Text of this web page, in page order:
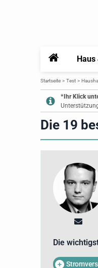
HomeHaus
Startseite Test
*Ihr Klick
Die 19
Die